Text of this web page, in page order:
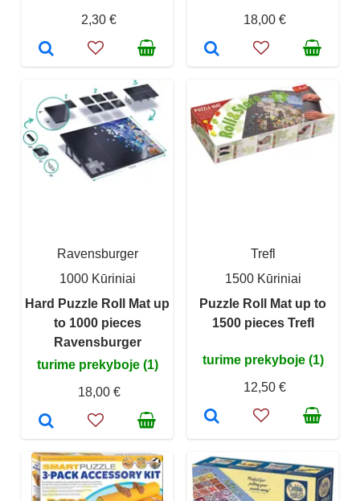
2,30 €
18,00 €
Ravensburger
1000 Kūriniai
Hard Puzzle Roll Mat up
to 1000 pieces
Ravensburger
turime prekyboje (1)
18,00 €
Trefl
1500 Kūriniai
Puzzle Roll Mat up to
1500 pieces Trefl
turime prekyboje (1)
12,50 €